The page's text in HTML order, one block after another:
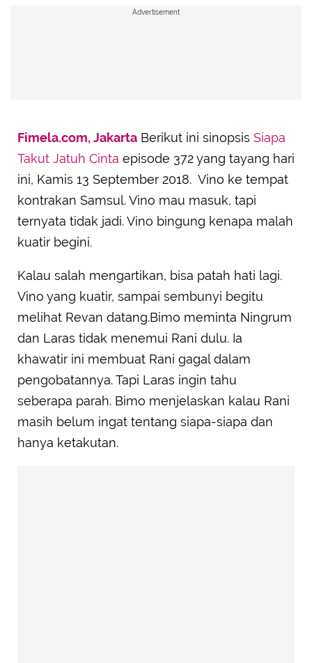
Advertisement
Fimela.com, Jakarta Berikut ini sinopsis Siapa
Takut Jatuh Cinta episode 372 yang tayang hari
ini, Kamis 13 September 2018. Vino ke tempat
kontrakan Samsul. Vino mau masuk, tapi
ternyata tidak jadi. Vino bingung kenapa malah
kuatir begini.
Kalau salah mengartikan, bisa patah hati lagi.
Vino yang kuatir, sampai sembunyi begitu
melihat Revan datang.Bimo meminta Ningrum
dan Laras tidak menemui Rani dulu. Ia
khawatir ini membuat Rani gagal dalam
pengobatannya. Tapi Laras ingin tahu
seberapa parah. Bimo menjelaskan kalau Rani
masih belum ingat tentang siapa-siapa dan
hanya ketakutan.